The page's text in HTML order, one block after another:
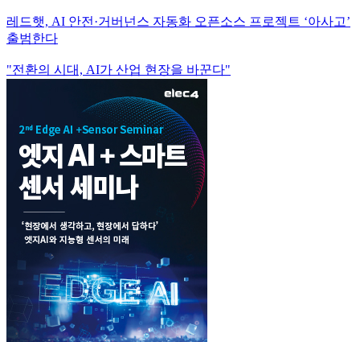
레드햇, AI 안전·거버넌스 자동화 오픈소스 프로젝트 ‘아사고’
출범한다
"전환의 시대, AI가 산업 현장을 바꾼다"